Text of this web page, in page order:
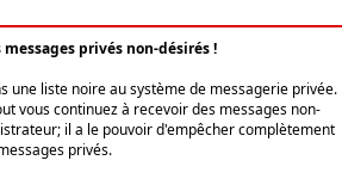
privés non-désirés !
une liste noire au système de messagerie privée.
vous continuez à recevoir des messages non-
il a le pouvoir d'empêcher complètement
privés.